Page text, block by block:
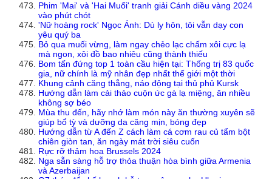
Phim 'Mai' và 'Hai Muối' tranh giải Cánh diều vàng 2024
vào phút chót
'Nữ hoàng rock' Ngọc Ánh: Dù ly hôn, tôi vẫn dạy con
yêu quý ba
Bỏ qua muối vừng, làm ngay chẻo lạc chấm xôi cực lạ
mà ngon, xôi đồ bao nhiêu cũng thành thiếu
Bom tấn đứng top 1 toàn cầu hiện tại: Thống trị 83 quốc
gia, nữ chính là mỹ nhân đẹp nhất thế giới một thời
Khung cảnh căng thẳng, náo động tại thủ phủ Kursk
Hướng dẫn làm cải thảo cuộn ức gà lạ miệng, ăn nhiều
không sợ béo
Mùa thu đến, hãy nhớ làm món này ăn thường xuyên sẽ
giúp bổ tỳ và dưỡng da căng mịn, bóng đẹp
Hướng dẫn từ A đến Z cách làm cá cơm rau củ tẩm bột
chiên giòn tan, ăn ngày mát trời siêu cuốn
Rực rỡ thảm hoa Brussels 2024
Nga sẵn sàng hỗ trợ thỏa thuận hòa bình giữa Armenia
và Azerbaijan